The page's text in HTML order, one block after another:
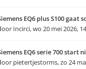
EQ6 plus S100 gaat
Incirci,wo 20 mei 2026,
EQ6 serie 700 start
pietertjestorms,zo 24